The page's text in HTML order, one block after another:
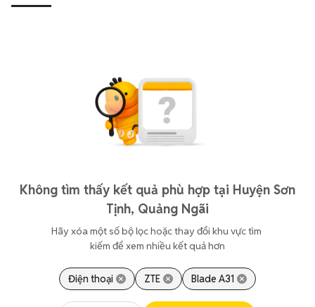
Không tìm thấy kết quả phù hợp tại Huyện Sơn
Tịnh, Quảng Ngãi
Hãy xóa một số bộ lọc hoặc thay đổi khu vực tìm
kiếm để xem nhiều kết quả hơn
Điện thoại ZTE Blade A31